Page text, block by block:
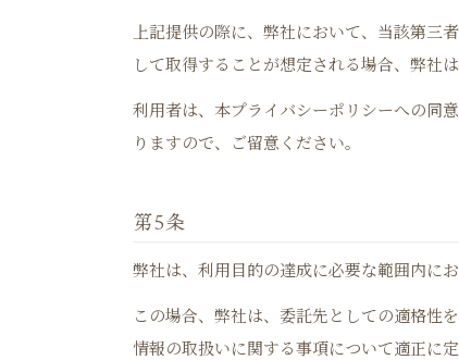
上記提供の際に、弊社において、当該第三
して取得することが想定される場合、弊社
利用者は、本プライバシーポリシーへの同
りますので、ご留意ください。
第5条
弊社は、利用目的の達成に必要な範囲内に
この場合、弊社は、委託先としての適格性
情報の取扱いに関する事項について適正に